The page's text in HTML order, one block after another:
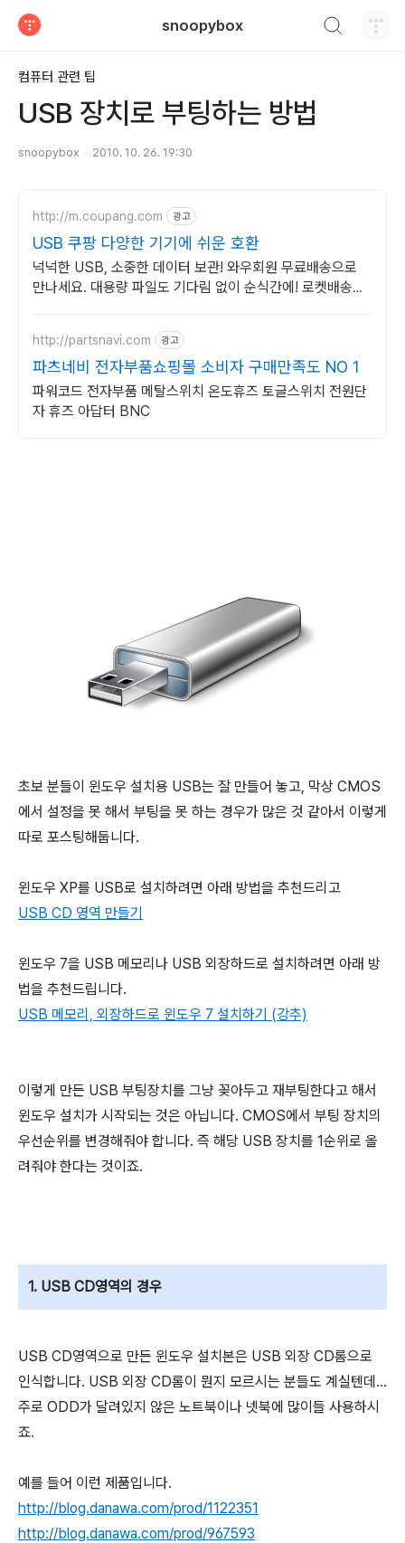
snoopybox
컴퓨터 관련 팁
USB 장치로 부팅하는 방법
snoopybox 2010. 10. 26. 19:30
http://m.coupang.com 광고
USB 쿠팡 다양한 기기에 쉬운 호환
넉넉한 USB, 소중한 데이터 보관! 와우회원 무료배송으로
만나세요. 대용량 파일도 기다림 없이 순식간에! 로켓배송으
http://partsnavi.com 광고
파츠네비 전자부품쇼핑몰 소비자 구매만족도 NO 1
파워코드 전자부품 메탈스위치 온도휴즈 토글스위치 전원단
자 휴즈 아답터 BNC
초보 분들이 윈도우 설치용 USB는 잘 만들어 놓고, 막상 CMOS
에서 설정을 못 해서 부팅을 못 하는 경우가 많은 것 같아서 이렇게
따로 포스팅해둡니다.
윈도우 XP를 USB로 설치하려면 아래 방법을 추천드리고
USB CD 영역 만들기
윈도우 7을 USB 메모리나 USB 외장하드로 설치하려면 아래 방
법을 추천드립니다.
USB 메모리, 외장하드로 윈도우 7 설치하기 (강추)
이렇게 만든 USB 부팅장치를 그냥 꽂아두고 재부팅한다고 해서
윈도우 설치가 시작되는 것은 아닙니다. CMOS에서 부팅 장치의
우선순위를 변경해줘야 합니다. 즉 해당 USB 장치를 1순위로 올
려줘야 한다는 것이죠.
1. USB CD영역의 경우
USB CD영역으로 만든 윈도우 설치본은 USB 외장 CD롬으로
인식합니다. USB 외장 CD롬이 뭔지 모르시는 분들도 계실텐데...
주로 ODD가 달려있지 않은 노트북이나 넷북에 많이들 사용하시
죠.
예를 들어 이런 제품입니다.
http://blog.danawa.com/prod/1122351
http://blog.danawa.com/prod/967593